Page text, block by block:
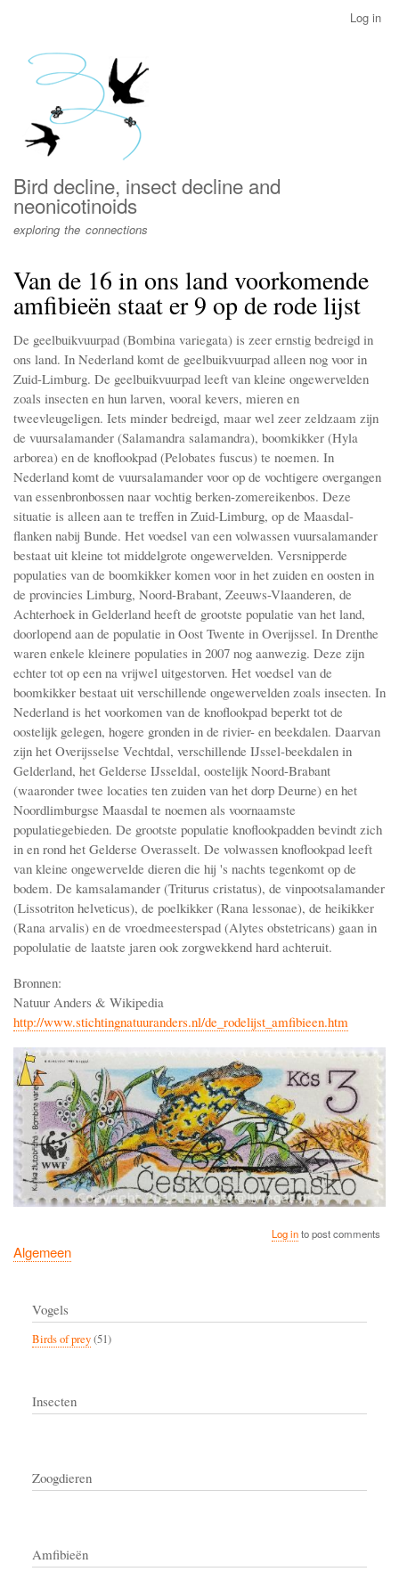
menu
Log in
Bird decline, insect decline and
neonicotinoids
exploring the connections
Van de 16 in ons land voorkomende
amfibieën staat er 9 op de rode lijst
De geelbuikvuurpad (Bombina variegata) is zeer ernstig bedreigd in
ons land. In Nederland komt de geelbuikvuurpad alleen nog voor in
Zuid-Limburg. De geelbuikvuurpad leeft van kleine ongewervelden
zoals insecten en hun larven, vooral kevers, mieren en
tweevleugeligen. Iets minder bedreigd, maar wel zeer zeldzaam zijn
de vuursalamander (Salamandra salamandra), boomkikker (Hyla
arborea) en de knoflookpad (Pelobates fuscus) te noemen. In
Nederland komt de vuursalamander voor op de vochtigere overgangen
van essenbronbossen naar vochtig berken-zomereikenbos. Deze
situatie is alleen aan te treffen in Zuid-Limburg, op de Maasdal-
flanken nabij Bunde. Het voedsel van een volwassen vuursalamander
bestaat uit kleine tot middelgrote ongewervelden. Versnipperde
populaties van de boomkikker komen voor in het zuiden en oosten in
de provincies Limburg, Noord-Brabant, Zeeuws-Vlaanderen, de
Achterhoek in Gelderland heeft de grootste populatie van het land,
doorlopend aan de populatie in Oost Twente in Overijssel. In Drenthe
waren enkele kleinere populaties in 2007 nog aanwezig. Deze zijn
echter tot op een na vrijwel uitgestorven. Het voedsel van de
boomkikker bestaat uit verschillende ongewervelden zoals insecten. In
Nederland is het voorkomen van de knoflookpad beperkt tot de
oostelijk gelegen, hogere gronden in de rivier- en beekdalen. Daarvan
zijn het Overijsselse Vechtdal, verschillende IJssel-beekdalen in
Gelderland, het Gelderse IJsseldal, oostelijk Noord-Brabant
(waaronder twee locaties ten zuiden van het dorp Deurne) en het
Noordlimburgse Maasdal te noemen als voornaamste
populatiegebieden. De grootste populatie knoflookpadden bevindt zich
in en rond het Gelderse Overasselt. De volwassen knoflookpad leeft
van kleine ongewervelde dieren die hij 's nachts tegenkomt op de
bodem. De kamsalamander (Triturus cristatus), de vinpootsalamander
(Lissotriton helveticus), de poelkikker (Rana lessonae), de heikikker
(Rana arvalis) en de vroedmeesterspad (Alytes obstetricans) gaan in
popolulatie de laatste jaren ook zorgwekkend hard achteruit.
Bronnen:
Natuur Anders & Wikipedia
http://www.stichtingnatuuranders.nl/de_rodelijst_amfibieen.htm
Log into post comments
Algemeen
Vogels
Birds of prey(51)
Insecten
Zoogdieren
Amfibieën